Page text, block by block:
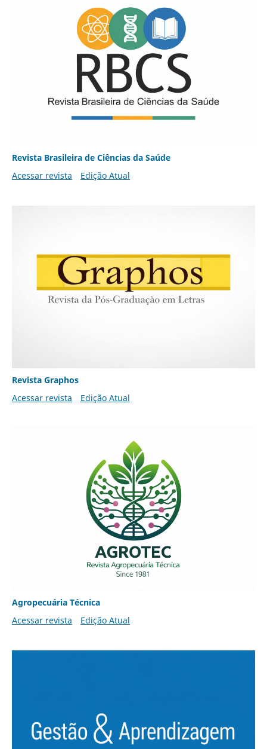
Revista Brasileira de Ciências da Saúde
Acessar revista
Edição Atual
Revista Graphos
Acessar revista
Edição Atual
Agropecuária Técnica
Acessar revista
Edição Atual